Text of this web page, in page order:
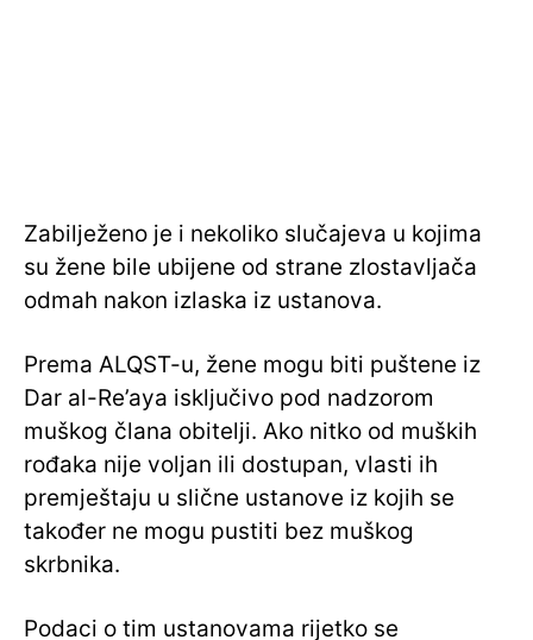
Zabilježeno je i nekoliko slučajeva u kojima
su žene bile ubijene od strane zlostavljača
odmah nakon izlaska iz ustanova.
Prema ALQST-u, žene mogu biti puštene iz
Dar al-Re’aya isključivo pod nadzorom
muškog člana obitelji. Ako nitko od muških
rođaka nije voljan ili dostupan, vlasti ih
premještaju u slične ustanove iz kojih se
također ne mogu pustiti bez muškog
skrbnika.
Podaci o tim ustanovama rijetko se